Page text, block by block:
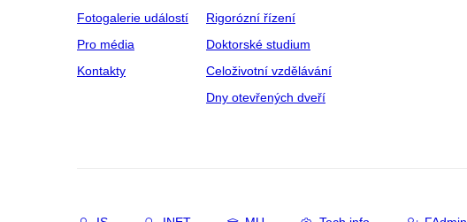
Fotogalerie událostí
Pro média
Kontakty
Rigorózní řízení
Doktorské studium
Celoživotní vzdělávání
Dny otevřených dveří